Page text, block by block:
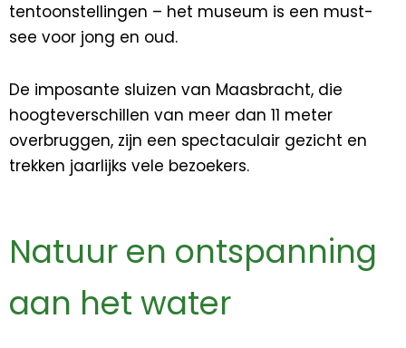
tentoonstellingen – het museum is een must-
see voor jong en oud.
De imposante sluizen van Maasbracht, die
hoogteverschillen van meer dan 11 meter
overbruggen, zijn een spectaculair gezicht en
trekken jaarlijks vele bezoekers.
Natuur en ontspanning
aan het water